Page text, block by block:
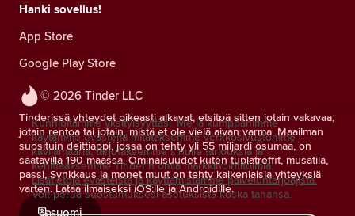
© 2026 Tinder LLC
Tinderissä yhteydet oikeasti alkavat, etsitpä sitten jotain vakavaa,
jotain rentoa tai jotain, mistä et ole vielä aivan varma. Maailman
suosituin deittiappi, jossa on tehty yli 55 miljardi osumaa, on
saatavilla 190 maassa. Ominaisuudet kuten tuplatreffit, musatila,
passi, Synkkaus ja monet muut on tehty kaikenlaisia yhteyksiä
varten. Lataa ilmaiseksi iOS:lle ja Androidille.
suomi
Hanki sovellus!
App Store
Google Play Store
Kunnioitamme yksityisyyttäsi. Me ja kumppanimme
käytämme evästeitä mitataksemme verkkosivustomme
kävijämääriä, tarjotaksemme sinulle tarjouksia ja
kehittääksemme Tinderin omia markkinointitoimia.
Lisätietoja evästeistä ja käyttämistämme palveluntarjoajista.
Voit perua suostumuksesi asetuksista koska tahansa.